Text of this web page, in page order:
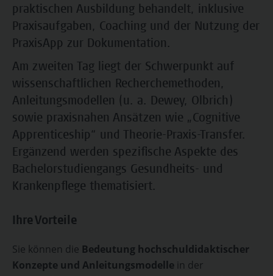
praktischen Ausbildung behandelt, inklusive
Praxisaufgaben, Coaching und der Nutzung der
PraxisApp zur Dokumentation.
Am zweiten Tag liegt der Schwerpunkt auf
wissenschaftlichen Recherchemethoden,
Anleitungsmodellen (u. a. Dewey, Olbrich)
sowie praxisnahen Ansätzen wie „Cognitive
Apprenticeship“ und Theorie-Praxis-Transfer.
Ergänzend werden spezifische Aspekte des
Bachelorstudiengangs Gesundheits- und
Krankenpflege thematisiert.
Ihre Vorteile
Sie können die Bedeutung hochschuldidaktischer
Konzepte und Anleitungsmodelle in der